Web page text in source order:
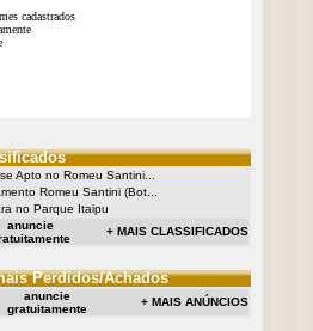
cadastrados
Apto no Romeu Santini...
Romeu Santini (Bot...
no Parque Itaipu
anuncie
+ MAIS CLASSIFICADOS
Perdidos/Achados
anuncie
gratuitamente
+ MAIS ANÚNCIOS